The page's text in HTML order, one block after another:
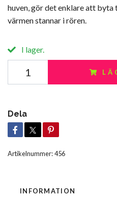
huven, gör det enklare att
värmen stannar i rören.
I lager.
Dela
Artikelnummer:456
INFORMATION